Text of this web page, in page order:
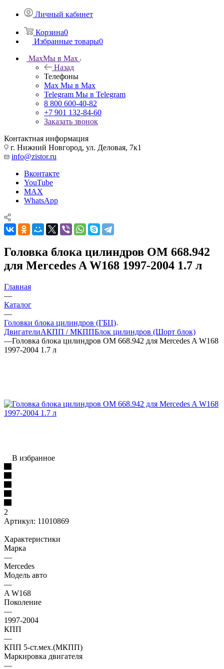
Личный кабинет
Корзина0
Избранные товары0
MaxМы в Max
Назад
Телефоны
Max Мы в Max
Telegram Мы в Telegram
8 800 600-40-82
+7 901 132-84-60
Заказать звонок
Контактная информация
г. Нижний Новгород, ул. Деловая, 7к1
info@zistor.ru
Вконтакте
YouTube
MAX
WhatsApp
Головка блока цилиндров OM 668.942
для Mercedes A W168 1997-2004 1.7 л
Главная
—
Каталог
—
Головки блока цилиндров (ГБЦ)
ДвигателиАКПП / МКППБлок цилиндров (Шорт блок)
—Головка блока цилиндров OM 668.942 для Mercedes A W168
1997-2004 1.7 л
В избранное
2
Артикул: 11010869
Характеристики
Марка
—
Mercedes
Модель авто
—
A W168
Поколение
—
1997-2004
КПП
—
КПП 5-ст.мех.(МКПП)
Маркировка двигателя
—